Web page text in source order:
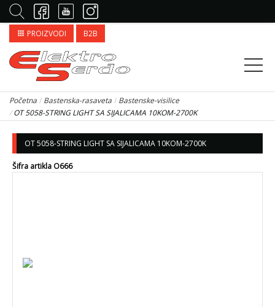
apps PROIZVODI B2B
Početna Bastenska-rasaveta
Bastenske-visilice
OT 5058-STRING LIGHT SA SIJALICAMA 10KOM-2700K
OT 5058-STRING LIGHT SA SIJALICAMA 10KOM-2700K
Šifra artikla O666